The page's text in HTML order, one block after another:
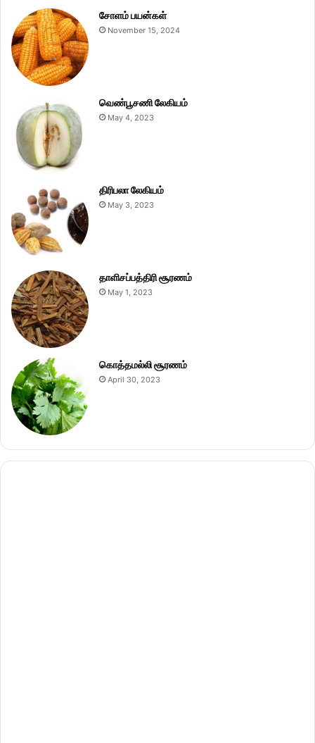
சோளம் பயன்கள்
November 15, 2024
வெண்பூசணி லேகியம்
May 4, 2023
திரிபலா லேகியம்
May 3, 2023
தாளிசப்பத்திரி சூரணம்
May 1, 2023
கொத்தமல்லி சூரணம்
April 30, 2023